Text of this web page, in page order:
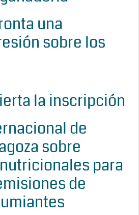
una
sobre los
la inscripción
de
sobre
para
de